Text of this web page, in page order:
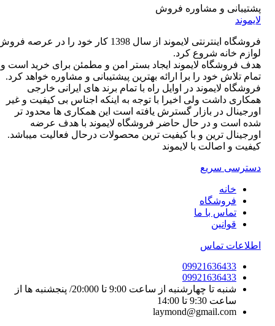
پشتیبانی و مشاوره فروش
لایموند
فروشگاه اینترنتی لایموند از سال 1398 کار خود را در عرصه
لوازم خانه شروع کرد.
هدف فروشگاه لایموند ایجاد بستر امن و مطمئن برای خرید است و
تمام تلاش خود را برا ارائه بهترین پیشتیبانی و مشاوره خواهد کرد.
فروشگاه لایموند در اوایل راه با تمام برند های ایرانی خارجی
همکاری داشت ولی اخیرا با توجه به اینکه اجناس بی کیفیت و غیر
اورجینال در بازار گسترش یافته است این همکاری ها محدود تر
شده است و در حال حاضر فروشگاه لایموند با هدف عرضه
اورجینال ترین و با کیفیت ترین محصولات درحال فعالیت میباشد.
کیفیت و اصالت با لایموند
دسترسی سریع
خانه
فروشگاه
تماس با ما
قوانین
اطلاعات تماس
09921636433
09921636433
شنبه تا چهارشنبه از ساعت 9:00 تا 20:000/ پنجشنبه ها از
ساعت 9:30 تا 14:00
laymond@gmail.com